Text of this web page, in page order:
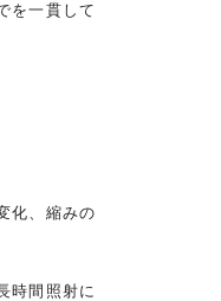
を一貫して
化、縮みの
時間照射に